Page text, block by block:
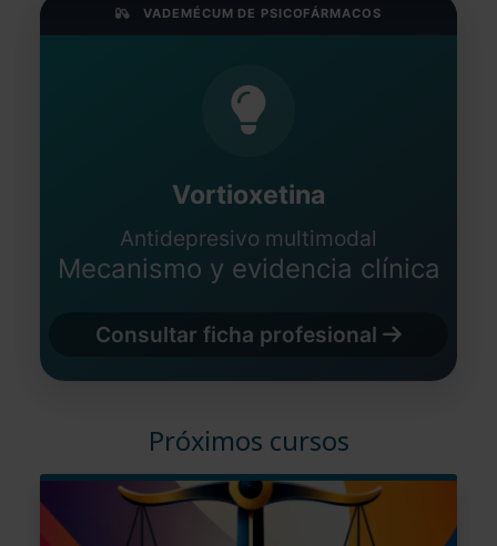
VADEMÉCUM DE PSICOFÁRMACOS
Vortioxetina
Antidepresivo multimodal
Mecanismo y evidencia clínica
Consultar ficha profesional
Próximos cursos